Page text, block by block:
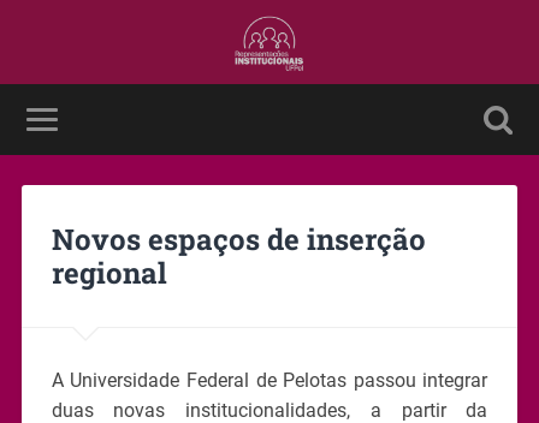
Novos espaços de inserção
regional
A Universidade Federal de Pelotas passou integrar
duas novas institucionalidades, a partir da